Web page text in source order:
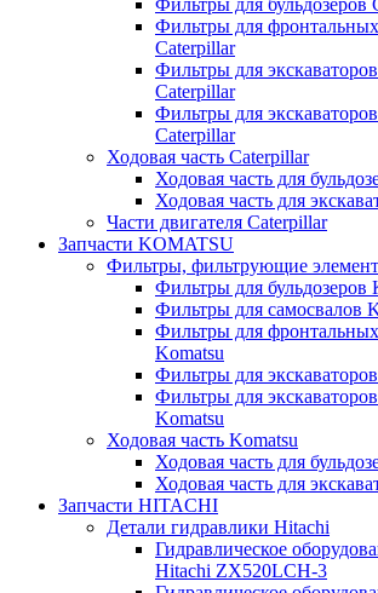
Фильтры для бульдозеров
Фильтры для
Caterpillar
Фильтры для
Caterpillar
Фильтры для
Caterpillar
Ходовая часть Caterpillar
Ходовая часть для
Ходовая часть для
Части двигателя Caterpillar
Запчасти KOMATSU
Фильтры, фильтрующие
Фильтры для бульдозеров
Фильтры для самосвалов
Фильтры для
Komatsu
Фильтры для
Фильтры для
Komatsu
Ходовая часть Komatsu
Ходовая часть для
Ходовая часть для
Запчасти HITACHI
Детали гидравлики Hitachi
Гидравлическое
Hitachi ZX520LCH-3